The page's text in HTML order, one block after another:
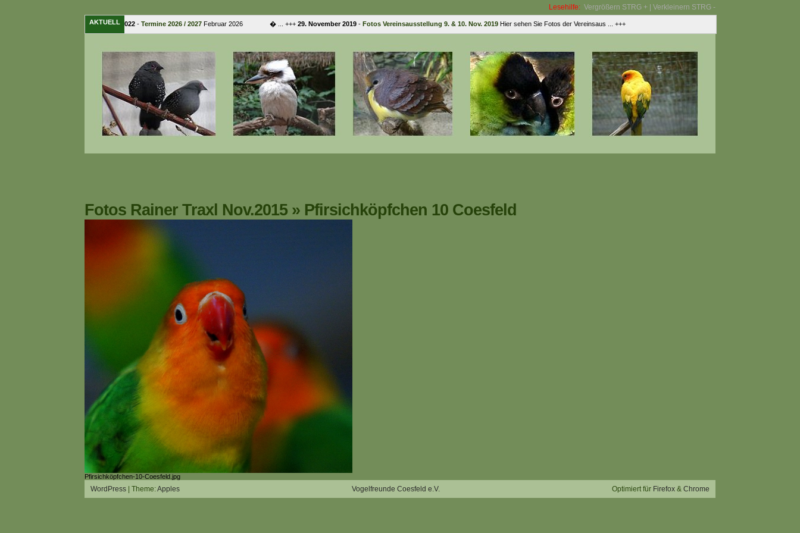
Lesehilfe: Vergrößern STRG + | Verkleinern STRG -
AKTUELL
15. Februar 2022- Termine 2026 / 2027Februar 2026 � ... +++29. November 2019- Fotos Vereinsausstellung 9. & 10. Nov. 2019Hier sehen Sie Fotos der Vereinsaus ... +++
Fotos Rainer Traxl Nov.2015 » Pfirsichköpfchen 10 Coesfeld
Pfirsichköpfchen-10-Coesfeld.jpg
WordPress | Theme:Apples Vogelfreunde Coesfeld e.V. Optimiert für Firefox & Chrome